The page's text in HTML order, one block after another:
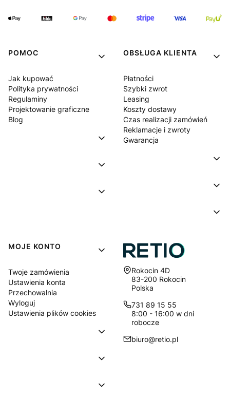
POMOC
Jak kupować
Polityka prywatności
Regulaminy
Projektowanie graficzne
Blog
OBSŁUGA KLIENTA
Płatności
Szybki zwrot
Leasing
Koszty dostawy
Czas realizacji zamówień
Reklamacje i zwroty
Gwarancja
MOJE KONTO
Twoje zamówienia
Ustawienia konta
Przechowalnia
Wyloguj
Ustawienia plików cookies
Adres:
Rokocin 4D
83-200 Rokocin
Polska
731 89 15 55
8:00 - 16:00 w dni
robocze
biuro@retio.pl